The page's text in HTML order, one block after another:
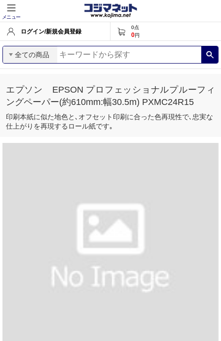
メニュー
ログイン/新規会員登録
0点
0円
全ての商品
エプソン EPSON プロフェッショナルプルーフィ
ングペーパー(約610mm:幅30.5m) PXMC24R15
印刷本紙に似た地色と､オフセット印刷に合った色再現性で､忠実な
仕上がりを再現するロール紙です｡